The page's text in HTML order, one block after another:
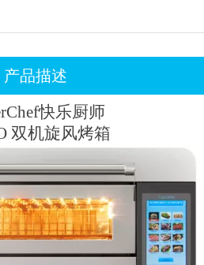
产品描述
快乐厨师
双机旋风烤箱